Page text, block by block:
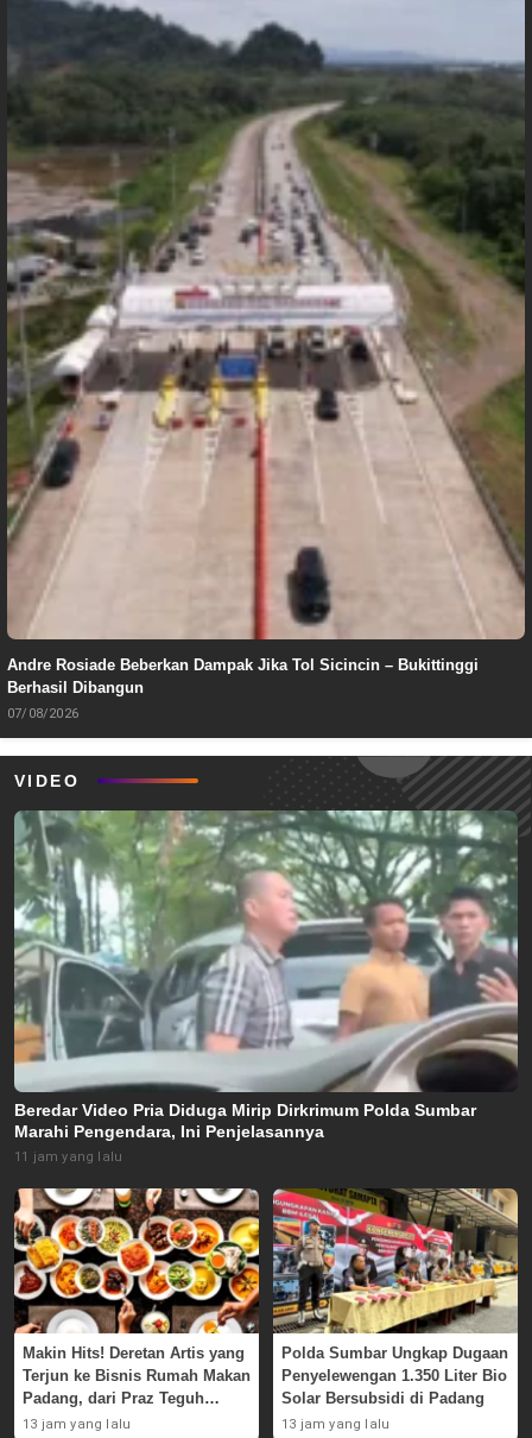
Andre Rosiade Beberkan Dampak Jika Tol Sicincin – Bukittinggi
Berhasil Dibangun
07/08/2026
VIDEO
Beredar Video Pria Diduga Mirip Dirkrimum Polda Sumbar
Marahi Pengendara, Ini Penjelasannya
11 jam yang lalu
Makin Hits! Deretan Artis yang
Terjun ke Bisnis Rumah Makan
Padang, dari Praz Teguh
hingga Deddy Corbuzier
13 jam yang lalu
Polda Sumbar Ungkap Dugaan
Penyelewengan 1.350 Liter Bio
Solar Bersubsidi di Padang
13 jam yang lalu